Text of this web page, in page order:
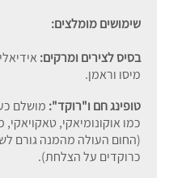
שימושים מומלצים:
בסיס לצירים ומרקים:
מיסו וראמן.
טופינג חם ו"רוקד": מושלם
כמו אוקונומיאקי, טאקויאקי,
(החום העולה מהמנה גורם
כרוקדים על הצלחת).